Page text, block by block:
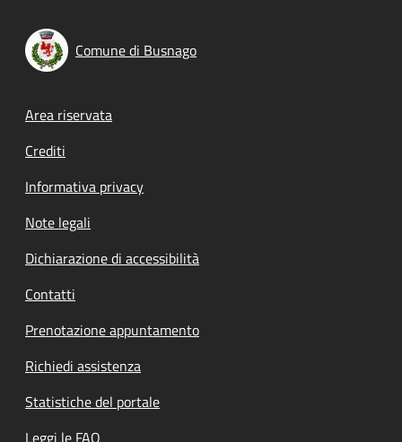
Comune di Busnago
Footer menu
Area riservata
Crediti
Informativa privacy
Note legali
Dichiarazione di accessibilità
Contatti
Prenotazione appuntamento
Richiedi assistenza
Statistiche del portale
Leggi le FAQ